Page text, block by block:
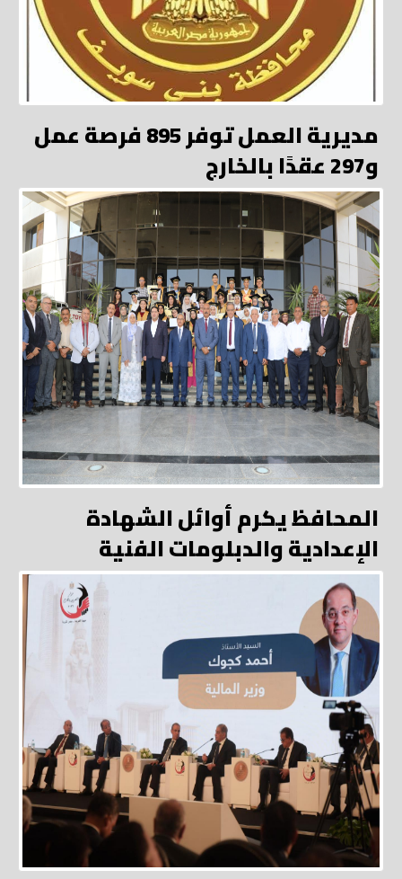
مديرية العمل توفر 895 فرصة عمل
و297 عقدًا بالخارج
المحافظ يكرم أوائل الشهادة
الإعدادية والدبلومات الفنية